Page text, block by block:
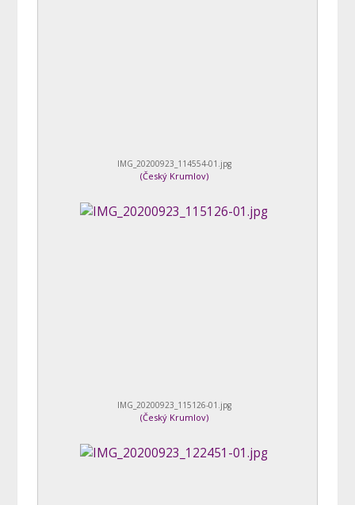
IMG_20200923_114554-01.jpg
(Český Krumlov)
IMG_20200923_115126-01.jpg
(Český Krumlov)